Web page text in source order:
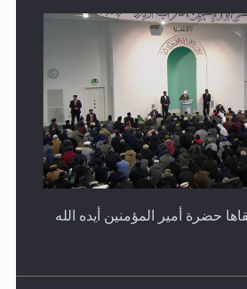
حضرة أمير المؤمنين أيده الله